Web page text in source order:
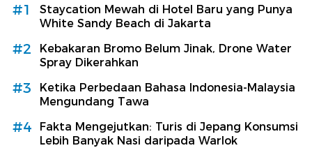
#1
Staycation Mewah di Hotel Baru yang Punya
White Sandy Beach di Jakarta
#2
Kebakaran Bromo Belum Jinak, Drone Water
Spray Dikerahkan
#3
Ketika Perbedaan Bahasa Indonesia-Malaysia
Mengundang Tawa
#4
Fakta Mengejutkan: Turis di Jepang Konsumsi
Lebih Banyak Nasi daripada Warlok